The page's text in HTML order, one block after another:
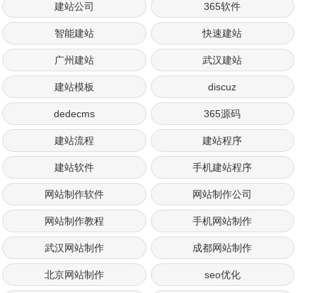
建站公司 365软件
智能建站 快速建站
广州建站 武汉建站
建站模板 discuz
dedecms 365源码
建站流程 建站程序
建站软件 手机建站程序
网站制作软件 网站制作公司
网站制作教程 手机网站制作
武汉网站制作 成都网站制作
北京网站制作 seo优化